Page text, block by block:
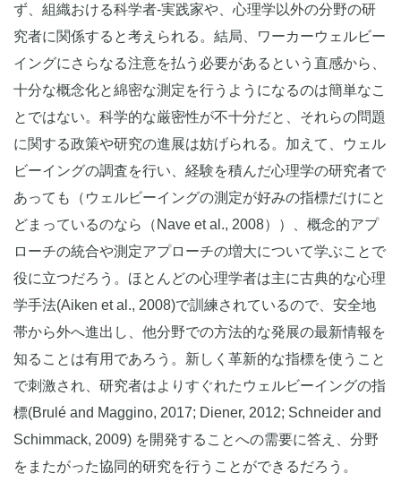
ず、組織おける科学者-実践家や、心理学以外の分野の研
究者に関係すると考えられる。結局、ワーカーウェルビー
イングにさらなる注意を払う必要があるという直感から、
十分な概念化と綿密な測定を行うようになるのは簡単なこ
とではない。科学的な厳密性が不十分だと、それらの問題
に関する政策や研究の進展は妨げられる。加えて、ウェル
ビーイングの調査を行い、経験を積んだ心理学の研究者で
あっても（ウェルビーイングの測定が好みの指標だけにと
どまっているのなら（Nave et al., 2008））、概念的アプ
ローチの統合や測定アプローチの増大について学ぶことで
役に立つだろう。ほとんどの心理学者は主に古典的な心理
学手法(Aiken et al., 2008)で訓練されているので、安全地
帯から外へ進出し、他分野での方法的な発展の最新情報を
知ることは有用であろう。新しく革新的な指標を使うこと
で刺激され、研究者はよりすぐれたウェルビーイングの指
標(Brulé and Maggino, 2017; Diener, 2012; Schneider and
Schimmack, 2009) を開発することへの需要に答え、分野
をまたがった協同的研究を行うことができるだろう。